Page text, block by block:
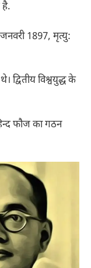
है.
1897, मृत्यु:
द्वितीय विश्वयुद्ध के
फौज का गठन